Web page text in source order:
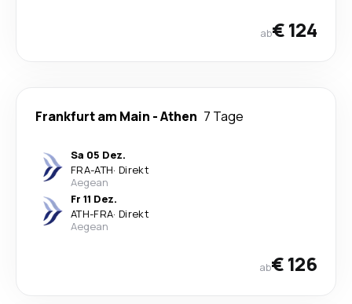
ab€ 124
Frankfurt am Main -Athen 7 Tage
Sa 05 Dez.
FRA-ATH· Direkt
Aegean
Fr 11 Dez.
ATH-FRA· Direkt
Aegean
ab€ 126